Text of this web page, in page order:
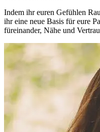
Indem ihr euren Gefühlen
ihr eine neue Basis für eure
füreinander, Nähe und